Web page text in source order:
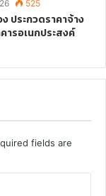
525
ง ประกวดราคาจ้าง
ารอเนกประสงค์
fields are